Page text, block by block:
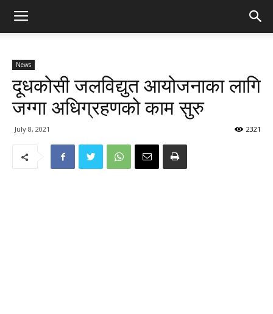
News
दूधकोसी जलविद्युत आयोजनाका लागि
जग्गा अधिग्रहणको काम सुरु
July 8, 2021 2321